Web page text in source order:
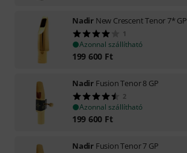
Nadir New Crescent Tenor 7* GP
1
Azonnal szállítható
199 600 Ft
Nadir Fusion Tenor 8 GP
2
Azonnal szállítható
199 600 Ft
Nadir Fusion Tenor 7 GP